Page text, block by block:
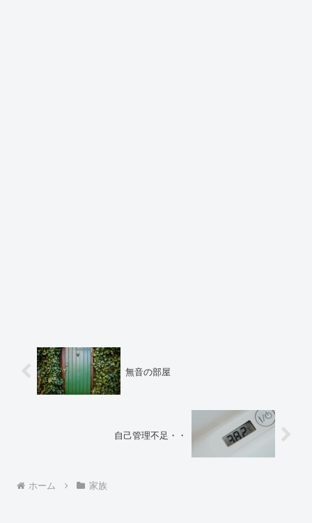
無音の部屋
自己管理不足・・
ホーム 家族